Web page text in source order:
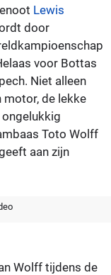
Lewis
door
voor Bottas
Niet alleen
motor, de lekke
Toto Wolff
aan zijn
Wolff tijdens de